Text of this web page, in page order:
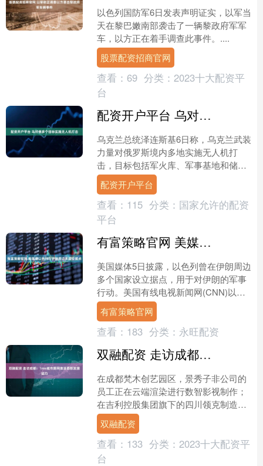
以色列国防军6日发表声明证实，以军当
天在黎巴嫩南部袭击了一辆黎政府军军
车，以方正在着手调查此事件。....
股票配资招商官网
查看： 69 分类： 2023十大配资平
台
配资开户平台 乌对俄多个目标实施无人机打击
乌克兰总统泽连斯基6日称，乌克兰武装
力量对俄罗斯境内多地实施无人机打
击，目标包括军火库、军事基地和储油
基地。俄罗斯圣彼得堡市和列宁格勒州
官员同日均表示，当地遭大....
配资开户平台
查看： 115 分类： 国家允许的配资
平台
有富策略官网 美媒曝以色列在伊朗周边多国设据点
美国媒体5日披露，以色列曾在伊朗周边
多个国家设立据点，用于对伊朗的军事
行动。美国有线电视新闻网(CNN)以多
名不愿公开身份的人士为消息源报道，
以色列同美国于2月....
有富策略官网
查看： 183 分类： 永旺配资
双融配资 走访成都：1ms城市算网激活西部发展动力
在成都梵木创艺园区，景秀子非公司的
员工正在云端渲染进行数智影视制作；
在吉利控股集团旗下的四川领克制造工
厂中，数百台机械臂精准协同焊接，工
业相机在毫秒间完成数据分....
双融配资
查看： 133 分类： 2023十大配资平
台